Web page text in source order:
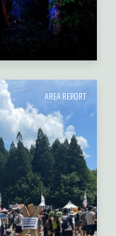
AREA REPORT